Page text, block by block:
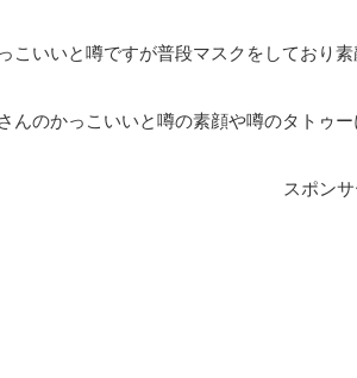
こいいと噂ですが普段マスクをしており素
んのかっこいいと噂の素顔や噂のタトゥ
スポン